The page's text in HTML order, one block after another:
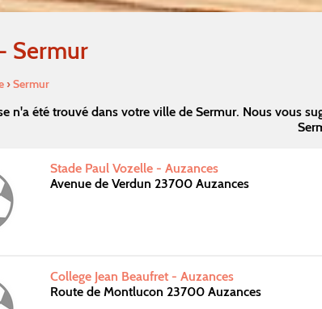
Sermur
›Sermur
n'a été trouvé dans votre ville de Sermur. Nous vous
Stade Paul Vozelle - Auzances
Avenue de Verdun 23700 Auzances
College Jean Beaufret - Auzances
Route de Montlucon 23700 Auzances